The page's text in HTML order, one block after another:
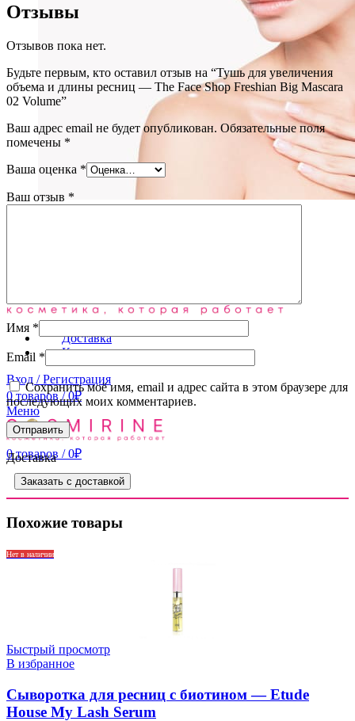
Доставка
Контакты
Вход / Регистрация
0товаров / 0₽
Меню
0товаров / 0₽
Отзывы
Отзывов пока нет.
Будьте первым, кто оставил отзыв на “Тушь для увеличения
объема и длины ресниц — The Face Shop Freshian Big Mascara
02 Volume”
Ваш адрес email не будет опубликован. Обязательные поля
помечены *
Ваша оценка *
Ваш отзыв *
Имя *
Email *
Сохранить моё имя, email и адрес сайта в этом браузере для
последующих моих комментариев.
Доставка
Заказать с доставкой
Похожие товары
Нет в наличии
Быстрый просмотр
В избранное
Сыворотка для ресниц с биотином — Etude
House My Lash Serum